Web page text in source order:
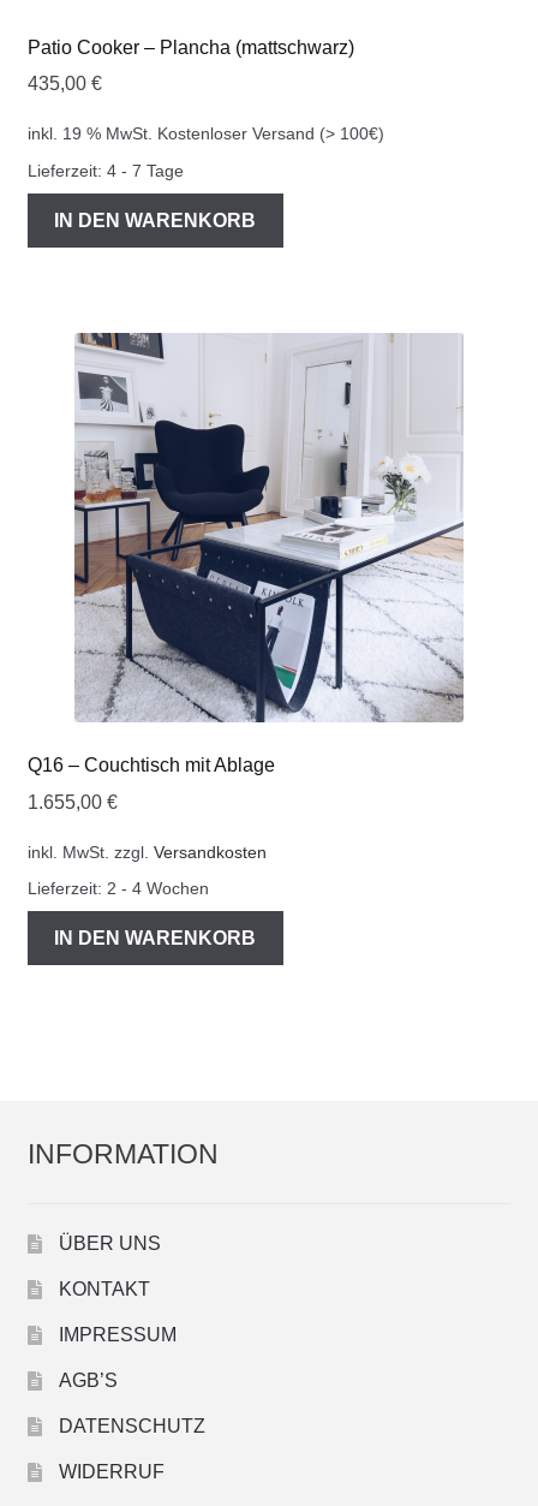
Patio Cooker – Plancha (mattschwarz)
435,00 €
inkl. 19 % MwSt. Kostenloser Versand (> 100€)
Lieferzeit: 4 - 7 Tage
IN DEN WARENKORB
Q16 – Couchtisch mit Ablage
1.655,00 €
inkl. MwSt. zzgl. Versandkosten
Lieferzeit: 2 - 4 Wochen
IN DEN WARENKORB
INFORMATION
ÜBER UNS
KONTAKT
IMPRESSUM
AGB’S
DATENSCHUTZ
WIDERRUF